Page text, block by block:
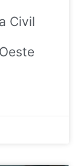
Civil